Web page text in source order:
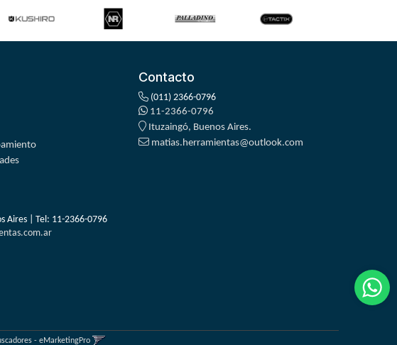
Contacto
(011) 2366-0796
11-2366-0796
Ituzaingó, Buenos Aires.
matias.herramientas@outlook.com
Aires | Tel: 11-2366-0796
- eMarketingPro